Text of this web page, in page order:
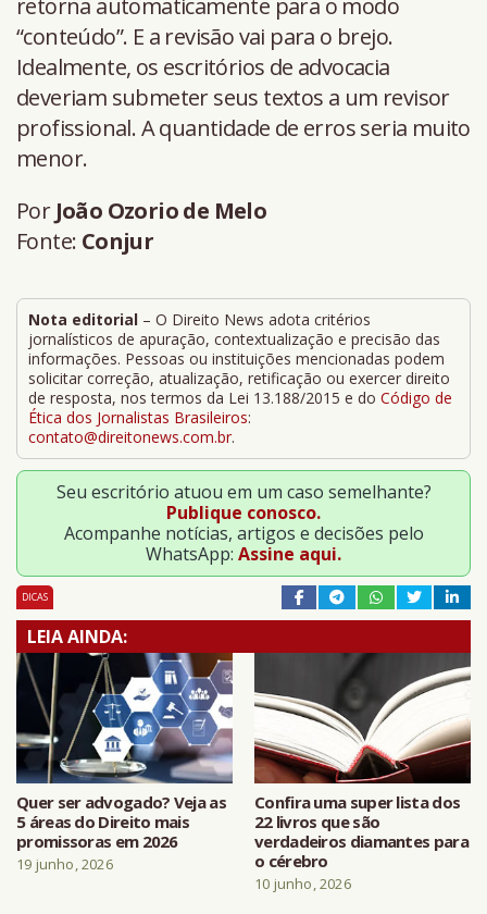
“conteúdo”. E a revisão vai para o brejo.
Idealmente, os escritórios de advocacia
deveriam submeter seus textos a um revisor
profissional. A quantidade de erros seria muito
menor.
Por João Ozorio de Melo
Fonte: Conjur
Nota editorial – O Direito News adota critérios
jornalísticos de apuração, contextualização e precisão das
informações. Pessoas ou instituições mencionadas podem
solicitar correção, atualização, retificação ou exercer direito
de resposta, nos termos da Lei 13.188/2015 e do Código de
Ética dos Jornalistas Brasileiros:
contato@direitonews.com.br.
Seu escritório atuou em um caso semelhante?
Publique conosco.
Acompanhe notícias, artigos e decisões pelo
WhatsApp: Assine aqui.
DICAS
LEIA AINDA:
Quer ser advogado? Veja as
5 áreas do Direito mais
promissoras em 2026
19 junho, 2026
Confira uma super lista dos
22 livros que são
verdadeiros diamantes para
o cérebro
10 junho, 2026